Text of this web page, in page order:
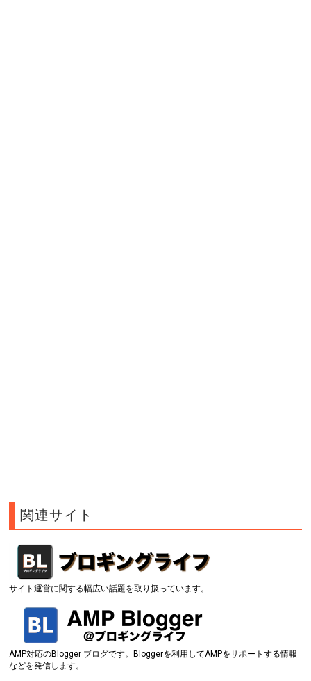
関連サイト
サイト運営に関する幅広い話題を取り扱っています。
AMP対応のBlogger ブログです。Bloggerを利用してAMPをサポートする情報
などを発信します。